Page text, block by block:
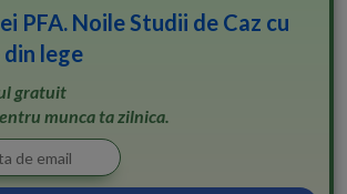
PFA. Noile Studii de Caz cu
lege
gratuit
munca ta zilnica.